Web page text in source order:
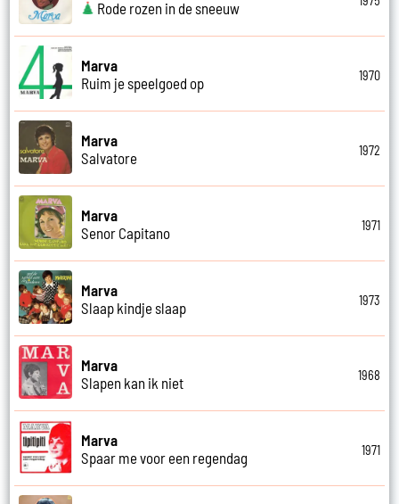
Rode rozen in de sneeuw
Marva
Ruim je speelgoed op
1970
Marva
Salvatore
1972
Marva
Senor Capitano
1971
Marva
Slaap kindje slaap
1973
Marva
Slapen kan ik niet
1968
Marva
Spaar me voor een regendag
1971